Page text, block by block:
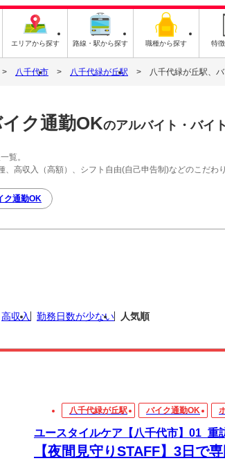
エリアから探す 路線・駅から探す 職種から探す 特
八千代市 八千代緑が丘駅 八千代緑が丘駅、
ク通勤OKのアルバイト・バイ
覧。
高収入（高額）、シフト自由(自己申告制)などのこだわ
ク通勤OK
高収入 勤務日数が少ない 人気順
八千代緑が丘駅 バイク通勤OK
ユースタイルケア【八千代市】01_重
【夜間見守りSTAFF】3日で